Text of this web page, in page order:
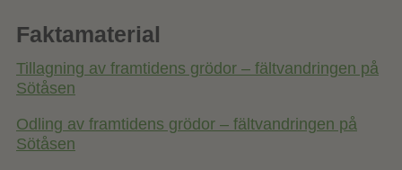
Faktamaterial
Tillagning av framtidens grödor – fältvandringen på
Sötåsen
Odling av framtidens grödor – fältvandringen på
Sötåsen